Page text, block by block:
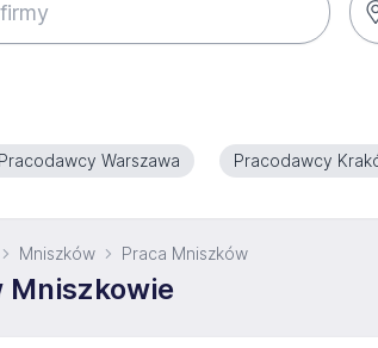
Pracodawcy Warszawa Pracodawcy
Mniszków Praca Mniszków
Mniszkowie